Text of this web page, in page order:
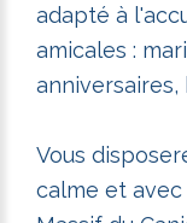
adapté à
amicales :
anniversaires,
Vous
calme et